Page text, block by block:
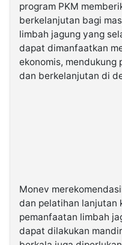
program PKM
berkelanjutan bagi
limbah jagung yang
dapat dimanfaatkan
ekonomis, mendukung
dan berkelanjutan di
Monev
dan pelatihan lanjutan
pemanfaatan limbah
dapat dilakukan